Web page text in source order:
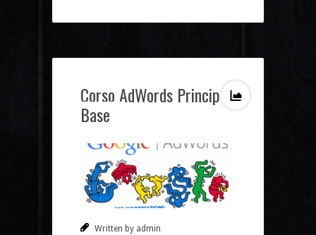
Corso AdWords Principi
Base
Written by admin